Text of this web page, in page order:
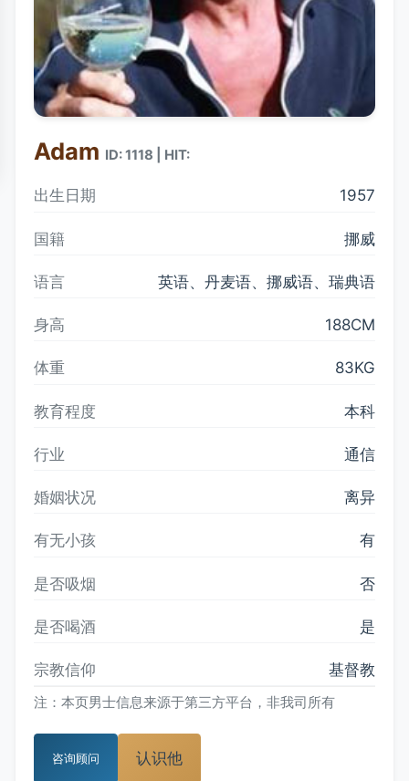
Adam ID: 1118 | HIT:
出生日期 1957
国籍 挪威
语言 英语、丹麦语、挪威语、瑞典语
身高 188CM
体重 83KG
教育程度 本科
行业 通信
婚姻状况 离异
有无小孩 有
是否吸烟 否
是否喝酒 是
宗教信仰 基督教
注：本页男士信息来源于第三方平台，非我司所有
咨询顾问 认识他